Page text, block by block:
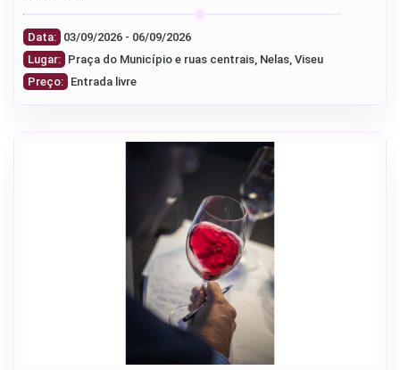
Data:
03/09/2026 - 06/09/2026
Lugar: Praça do Município e ruas centrais, Nelas, Viseu
Preço: Entrada livre